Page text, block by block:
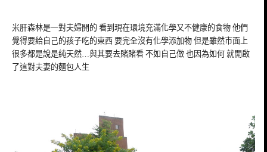
米肝森林是一對夫婦開的 看到現在環境充滿化學又不健康的食物 他們
覺得要給自己的孩子吃的東西 要完全沒有化學添加物 但是雖然市面上
很多都是說是純天然…與其要去賭賭看 不如自己做 也因為如何 就開啟
了這對夫妻的麵包人生